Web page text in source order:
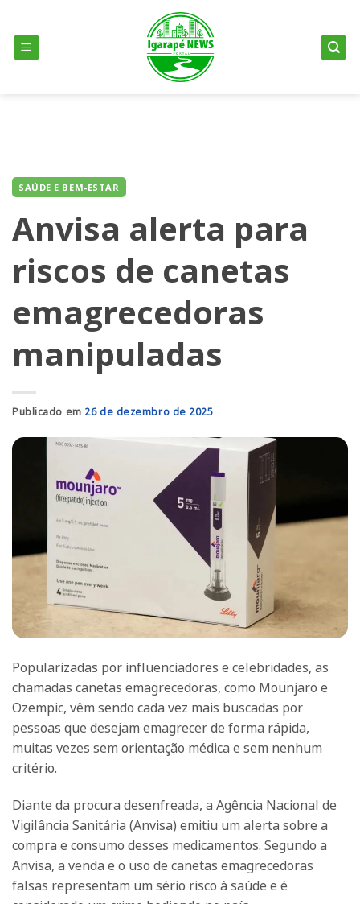
content
SAÚDE E BEM-ESTAR
Anvisa alerta para
riscos de canetas
emagrecedoras
manipuladas
Publicado em 26 de dezembro de 2025
Popularizadas por influenciadores e celebridades, as
chamadas canetas emagrecedoras, como Mounjaro e
Ozempic, vêm sendo cada vez mais buscadas por
pessoas que desejam emagrecer de forma rápida,
muitas vezes sem orientação médica e sem nenhum
critério.
Diante da procura desenfreada, a Agência Nacional de
Vigilância Sanitária (Anvisa) emitiu um alerta sobre a
compra e consumo desses medicamentos. Segundo a
Anvisa, a venda e o uso de canetas emagrecedoras
falsas representam um sério risco à saúde e é